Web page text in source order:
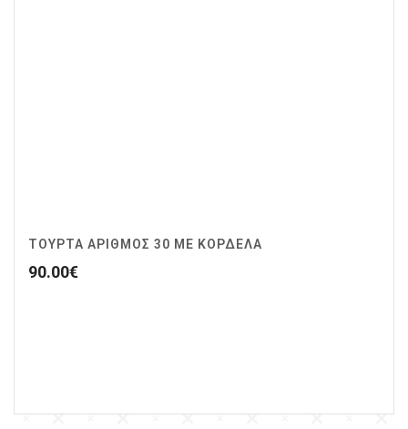
ΤΟΥΡΤΑ ΑΡΙΘΜΟΣ 30 ΜΕ ΚΟΡΔΕΛΑ
90.00€